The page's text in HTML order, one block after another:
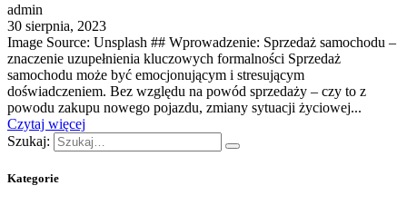
admin
30 sierpnia, 2023
‍Image Source: Unsplash ‍## Wprowadzenie: Sprzedaż samochodu –
znaczenie uzupełnienia kluczowych formalności Sprzedaż
samochodu może być emocjonującym i stresującym
doświadczeniem. Bez względu na powód sprzedaży – czy to z
powodu zakupu nowego pojazdu, zmiany sytuacji życiowej...
Czytaj więcej
Szukaj:
Kategorie